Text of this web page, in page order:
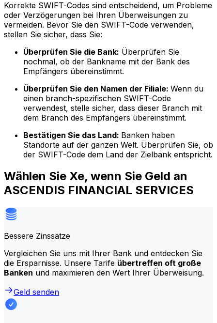
Korrekte SWIFT-Codes sind entscheidend, um Probleme
oder Verzögerungen bei Ihren Überweisungen zu
vermeiden. Bevor Sie den SWIFT-Code verwenden,
stellen Sie sicher, dass Sie:
Überprüfen Sie die Bank: Überprüfen Sie
nochmal, ob der Bankname mit der Bank des
Empfängers übereinstimmt.
Überprüfen Sie den Namen der Filiale: Wenn du
einen branch-spezifischen SWIFT-Code
verwendest, stelle sicher, dass dieser Branch mit
dem Branch des Empfängers übereinstimmt.
Bestätigen Sie das Land: Banken haben
Standorte auf der ganzen Welt. Überprüfen Sie, ob
der SWIFT-Code dem Land der Zielbank entspricht.
Wählen Sie Xe, wenn Sie Geld an
ASCENDIS FINANCIAL SERVICES
Bessere Zinssätze
Vergleichen Sie uns mit Ihrer Bank und entdecken Sie
die Ersparnisse. Unsere Tarife übertreffen oft große
Banken und maximieren den Wert Ihrer Überweisung.
Geld senden